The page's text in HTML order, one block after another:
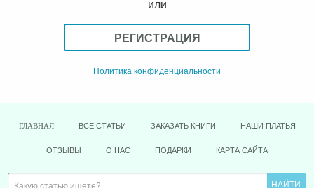
или
РЕГИСТРАЦИЯ
Политика конфиденциальности
ГЛАВНАЯ ВСЕ СТАТЬИ ЗАКАЗАТЬ КНИГИ НАШИ ПЛАТЬЯ
ОТЗЫВЫ О НАС ПОДАРКИ КАРТА САЙТА